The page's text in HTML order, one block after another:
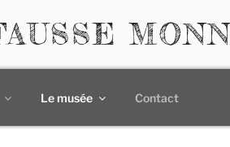
Le musée Contact